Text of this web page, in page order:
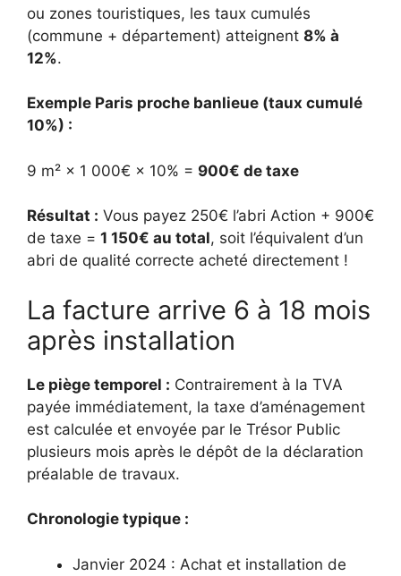
ou zones touristiques, les taux cumulés
(commune + département) atteignent 8% à
12%.
Exemple Paris proche banlieue (taux cumulé
10%) :
9 m² × 1 000€ × 10% = 900€ de taxe
Résultat : Vous payez 250€ l’abri Action + 900€
de taxe = 1 150€ au total, soit l’équivalent d’un
abri de qualité correcte acheté directement !
La facture arrive 6 à 18 mois
après installation
Le piège temporel : Contrairement à la TVA
payée immédiatement, la taxe d’aménagement
est calculée et envoyée par le Trésor Public
plusieurs mois après le dépôt de la déclaration
préalable de travaux.
Chronologie typique :
Janvier 2024 : Achat et installation de